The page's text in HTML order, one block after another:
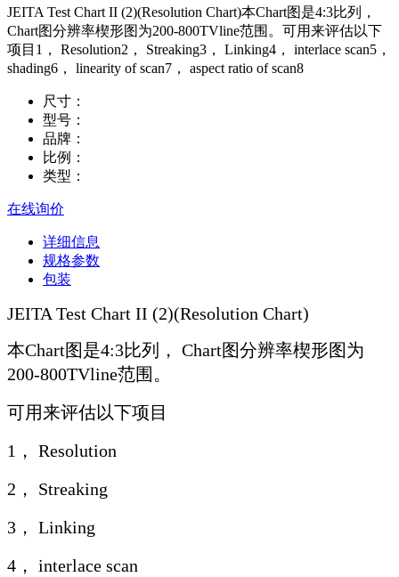
JEITA Test Chart II (2)(Resolution Chart)本Chart图是4:3比列，
Chart图分辨率楔形图为200-800TVline范围。可用来评估以下
项目1， Resolution2， Streaking3， Linking4， interlace scan5，
shading6， linearity of scan7， aspect ratio of scan8
尺寸：
型号：
品牌：
比例：
类型：
在线询价
详细信息
规格参数
包装
JEITA Test Chart II (2)(Resolution Chart)
本Chart图是4:3比列， Chart图分辨率楔形图为
200-800TVline范围。
可用来评估以下项目
1， Resolution
2， Streaking
3， Linking
4， interlace scan